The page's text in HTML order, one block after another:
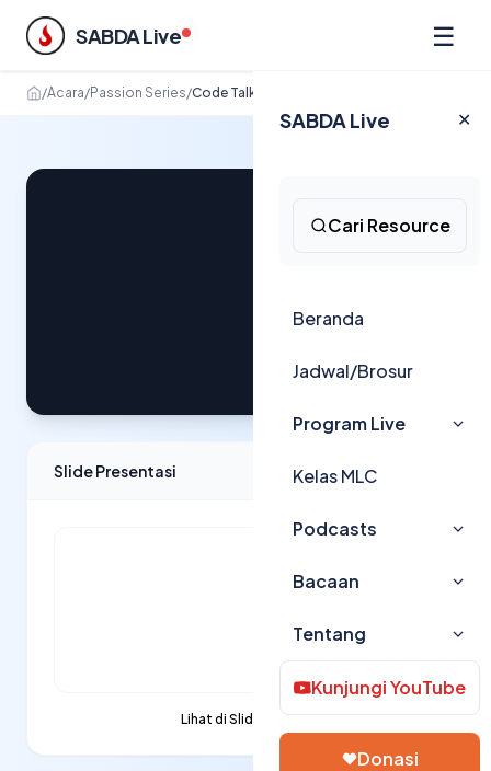
SABDA Live ☰
SABDA Live ✕
Cari Resource
Beranda
Jadwal/Brosur
Program Live
Kelas MLC
Podcasts
Bacaan
Tentang
Kunjungi YouTube
Donasi
/Acara/Passion Series/Code Talks: I Code U
Slide Presentasi
Lihat di Slideshare →